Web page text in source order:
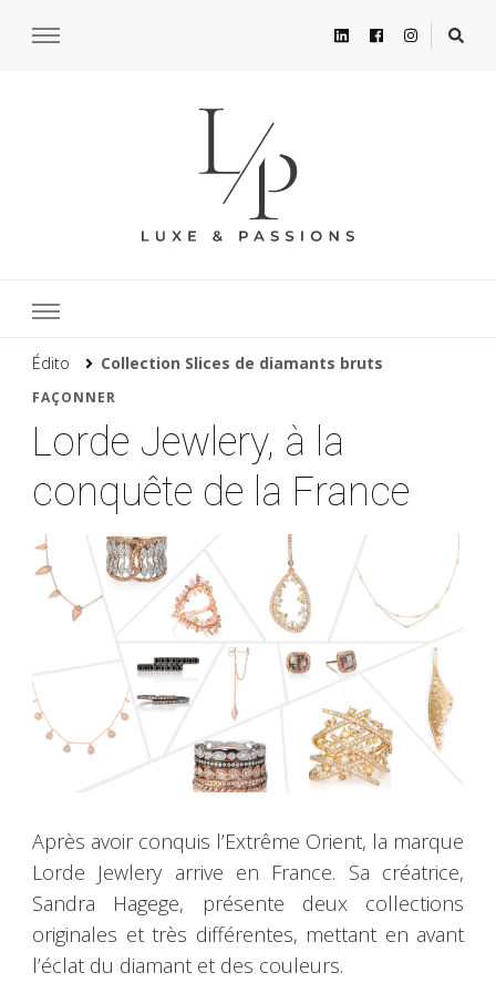
Édito Collection Slices de diamants bruts
FAÇONNER
Lorde Jewlery, à la
conquête de la France
Après avoir conquis l’Extrême Orient, la marque
Lorde Jewlery arrive en France. Sa créatrice,
Sandra Hagege, présente deux collections
originales et très différentes, mettant en avant
l’éclat du diamant et des couleurs.